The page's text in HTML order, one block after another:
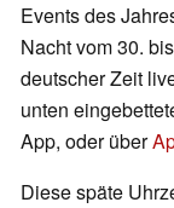
Events des
Nacht vom 30.
deutscher Zeit
unten
App, oder über
Diese späte